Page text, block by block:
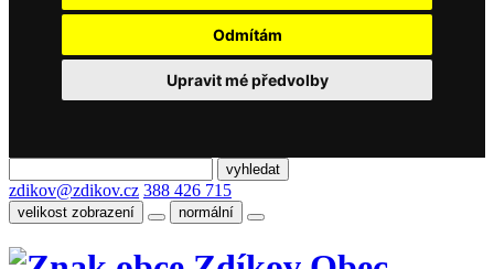
Odmítám
Upravit mé předvolby
zdikov@zdikov.cz 388 426 715
velikost zobrazení normální